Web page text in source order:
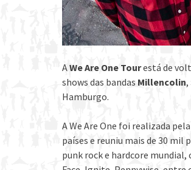
AWe Are One Tourestá de
shows das bandas Millencolin,
Hamburgo.
A We Are One foi realizada
países e reuniu mais de 30 mil
punk rock e hardcore mundial,